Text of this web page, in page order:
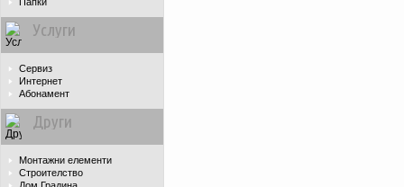
Услуги
Сервиз
Интернет
Абонамент
Други
Монтажни елементи
Строителство